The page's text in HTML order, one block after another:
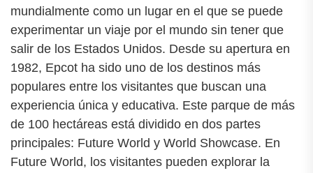
mundialmente como un lugar en el que se puede
experimentar un viaje por el mundo sin tener que
salir de los Estados Unidos. Desde su apertura en
1982, Epcot ha sido uno de los destinos más
populares entre los visitantes que buscan una
experiencia única y educativa. Este parque de más
de 100 hectáreas está dividido en dos partes
principales: Future World y World Showcase. En
Future World, los visitantes pueden explorar la